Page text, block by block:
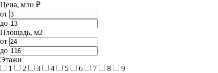
Цена, млн ₽
от
до
Площадь, м2
от
до
Этажи
1
2 3 4 5 6 7 8
9